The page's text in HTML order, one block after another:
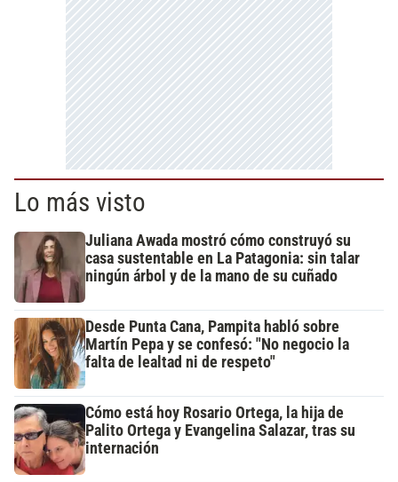
Lo más visto
Juliana Awada mostró cómo construyó su
casa sustentable en La Patagonia: sin talar
ningún árbol y de la mano de su cuñado
Desde Punta Cana, Pampita habló sobre
Martín Pepa y se confesó: "No negocio la
falta de lealtad ni de respeto"
Cómo está hoy Rosario Ortega, la hija de
Palito Ortega y Evangelina Salazar, tras su
internación